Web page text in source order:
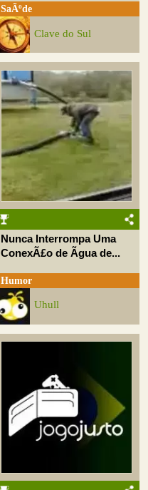
SaÃºde
Clave do Sul
Nunca Interrompa Uma
ConexÃ£o de Ãgua de...
Humor
Uhull